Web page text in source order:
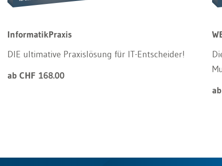
InformatikPraxis
DIE ultimative Praxislösung für IT-Entscheider!
ab CHF 168.00